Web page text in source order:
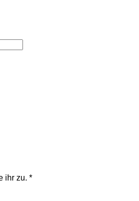
ihr zu. *